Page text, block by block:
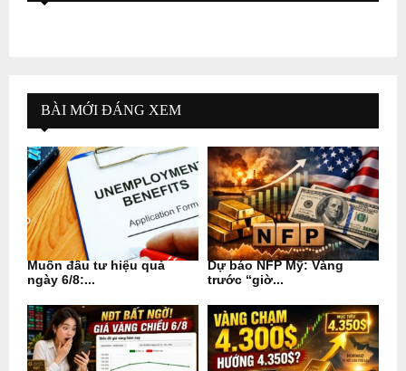
BÀI MỚI ĐÁNG XEM
Muốn đầu tư hiệu quả
ngày 6/8:...
Dự báo NFP Mỹ: Vàng
trước “giờ...